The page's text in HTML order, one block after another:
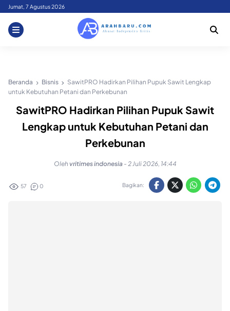
Skip
content
Jumat, 7 Agustus 2026
Beranda Bisnis
SawitPRO Hadirkan Pilihan Pupuk Sawit Lengkap
untuk Kebutuhan Petani dan Perkebunan
SawitPRO Hadirkan Pilihan Pupuk Sawit
Lengkap untuk Kebutuhan Petani dan
Perkebunan
Oleh vritimes indonesia - 2 Juli 2026, 14:44
57 0 Bagikan: